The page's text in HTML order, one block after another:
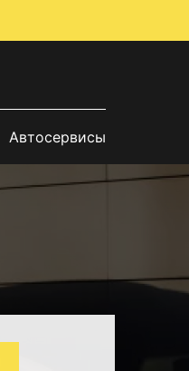
Автосервисы